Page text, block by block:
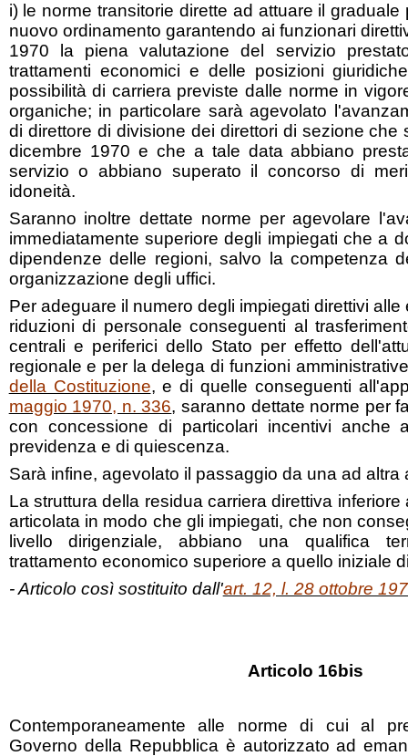
i) le norme transitorie dirette ad attuare il
nuovo ordinamento garantendo ai funzionari
1970 la piena valutazione del servizio
trattamenti economici e delle posizioni
possibilità di carriera previste dalle norme in
organiche; in particolare sarà agevolato
di direttore di divisione dei direttori di sezione che
dicembre 1970 e che a tale data abbiano
servizio o abbiano superato il concorso di
idoneità.
Saranno inoltre dettate norme per agevolare
immediatamente superiore degli impiegati che a
dipendenze delle regioni, salvo la competenza
organizzazione degli uffici.
Per adeguare il numero degli impiegati direttivi
riduzioni di personale conseguenti al
centrali e periferici dello Stato per effetto
regionale e per la delega di funzioni
della Costituzione, e di quelle conseguenti
maggio 1970, n. 336, saranno dettate norme per
con concessione di particolari incentivi anche
previdenza e di quiescenza.
Sarà infine, agevolato il passaggio da una ad altra
La struttura della residua carriera direttiva
articolata in modo che gli impiegati, che non
livello dirigenziale, abbiano una qualifica
trattamento economico superiore a quello iniziale
- Articolo così sostituito dall'art. 12, l. 28 ottobre
Articolo 16bis
Contemporaneamente alle norme di cui al
Governo della Repubblica è autorizzato ad